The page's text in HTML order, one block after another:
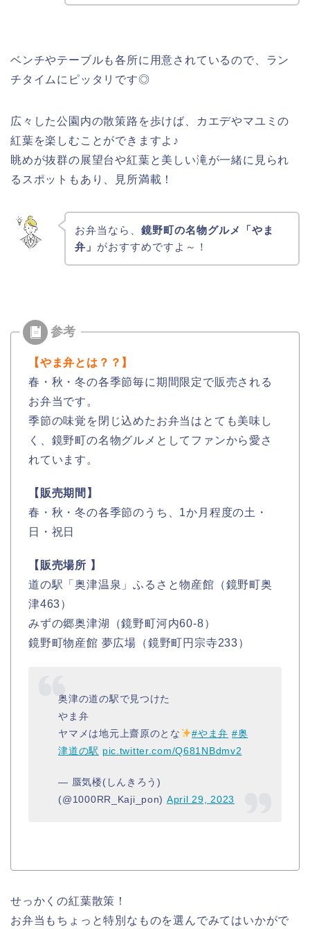
ベンチやテーブルも各所に用意されているので、ラン
チタイムにピッタリです◎
広々した公園内の散策路を歩けば、カエデやマユミの
紅葉を楽しむことができますよ♪
眺めが抜群の展望台や紅葉と美しい滝が一緒に見られ
るスポットもあり、見所満載！
お弁当なら、 鏡野町の名物グルメ「やま
弁」 がおすすめですよ～！
【やま弁とは？？】
春・秋・冬の各季節毎に期間限定で販売される
お弁当です。
季節の味覚を閉じ込めたお弁当はとても美味し
く、鏡野町の名物グルメとしてファンから愛さ
れています。
【販売期間】
春・秋・冬の各季節のうち、1か月程度の土・
日・祝日
【販売場所 】
道の駅「奥津温泉」ふるさと物産館（鏡野町奥
津463）
みずの郷奥津湖（鏡野町河内60-8）
鏡野町物産館 夢広場（鏡野町円宗寺233）
奥津の道の駅で見つけた
やま弁
ヤマメは地元上齋原のとな
#やま弁 #奥
津道の駅 pic.twitter.com/Q681NBdmv2
— 蜃気楼(しんきろう)
(@1000RR_Kaji_pon) April 29, 2023
せっかくの紅葉散策！
お弁当もちょっと特別なものを選んでみてはいかがで